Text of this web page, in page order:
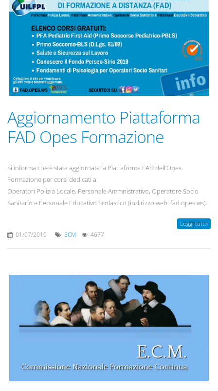
Aggiornamento Piattaforma
FAD Opes Formazione
Si informa che è stata aggiornata la Piattaforma FAD dell’Opes
Formazione per corsi dedicati a:
Operatori Polizia Locale, Personale Ammnistrativo, Operatore Socio
Sanitario e Personale Educativo Scolastico (indirizzo web: fad.opes.ws).
Leggi tutto
01/07/2019 ECM 4677